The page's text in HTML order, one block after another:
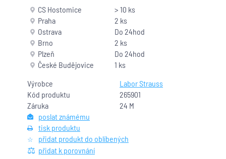
Výrobce
Labor Strauss
Kód produktu
265901
Záruka
24 M
poslat známému
tisk produktu
přidat produkt do oblíbených
přidat k porovnání
CS Hostomice
> 10 ks
Praha
2 ks
Ostrava
Do 24hod
Brno
2 ks
Plzeň
Do 24hod
České Budějovice
1 ks